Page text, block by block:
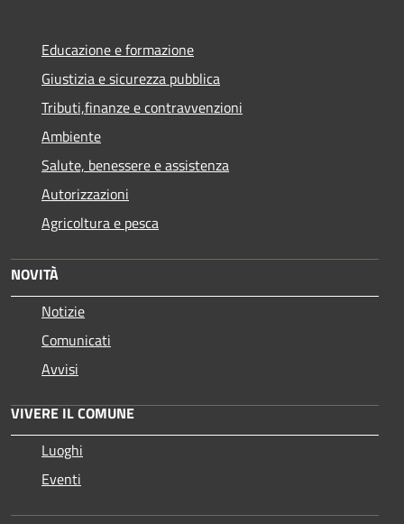
Educazione e formazione
Giustizia e sicurezza pubblica
Tributi,finanze e contravvenzioni
Ambiente
Salute, benessere e assistenza
Autorizzazioni
Agricoltura e pesca
NOVITÀ
Notizie
Comunicati
Avvisi
VIVERE IL COMUNE
Luoghi
Eventi